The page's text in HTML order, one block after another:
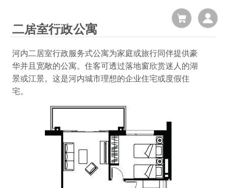
二居室行政公寓
河内二居室行政服务式公寓为家庭或旅行同伴提供豪
华并且宽敞的公寓。住客可透过落地窗欣赏迷人的湖
景或江景。这是河内城市理想的企业住宅或度假住
宅。